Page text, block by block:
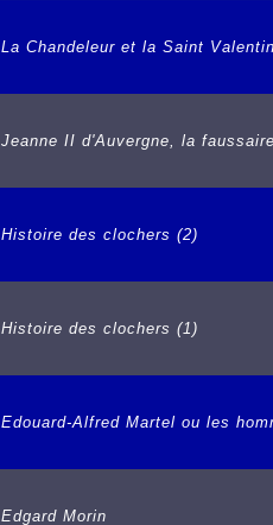
La Chandeleur et la Saint
Jeanne II d'Auvergne, la
Histoire des clochers (2)
Histoire des clochers (1)
Edouard-Alfred Martel ou les
Edgard Morin